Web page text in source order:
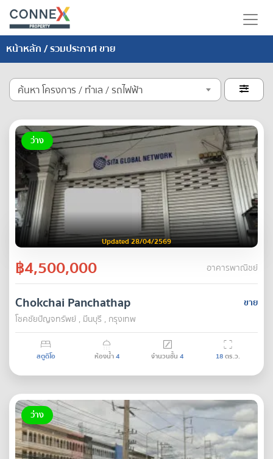
หน้าหลัก/ รวมประกาศ ขาย
ค้นหา โครงการ / ทำเล / รถไฟฟ้า 
ว่าง
Updated 28/04/2569
฿4,500,000 อาคารพาณิชย์
ขาย
Chokchai Panchathap
โชคชัยปัญจทรัพย์ , มีนบุรี , กรุงเทพ
สตูดิโอ ห้องน้ำ4 จำนวนชั้น 4 18ตร.ว.
ว่าง